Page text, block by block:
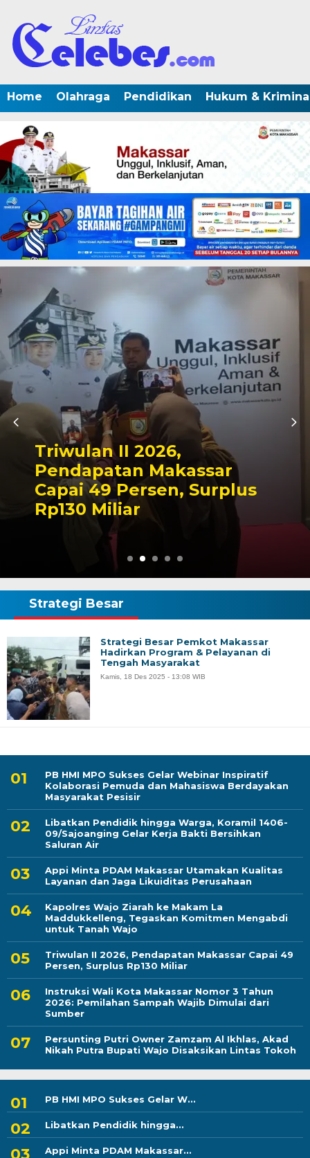
Home Olahraga Pendidikan Hukum &
Kapolres Wajo Ziarah ke
Makam La Maddukkelleng,
Tegaskan Komitmen
Mengabdi untuk Tanah
Wajo
PB HMI MPO Sukses Gelar Webinar Inspiratif
Kolaborasi Pemuda dan Mahasiswa Berdayakan
Masyarakat Pesisir
Libatkan Pendidik hingga Warga, Koramil 1406-
09/Sajoanging Gelar Kerja Bakti Bersihkan
Saluran Air
Appi Minta PDAM Makassar Utamakan Kualitas
Layanan dan Jaga Likuiditas Perusahaan
Kapolres Wajo Ziarah ke Makam La
Maddukkelleng, Tegaskan Komitmen Mengabdi
untuk Tanah Wajo
Triwulan II 2026, Pendapatan Makassar Capai 49
Persen, Surplus Rp130 Miliar
Instruksi Wali Kota Makassar Nomor 3 Tahun
2026: Pemilahan Sampah Wajib Dimulai dari
Sumber
Persunting Putri Owner Zamzam Al Ikhlas, Akad
Nikah Putra Bupati Wajo Disaksikan Lintas Tokoh
PB HMI MPO Sukses Gelar W...
Libatkan Pendidik hingga...
Appi Minta PDAM Makassar...
Strategi Besar
Strategi Besar Pemkot Makassar
Hadirkan Program & Pelayanan di
Tengah Masyarakat
Kamis, 18 Des 2025 - 13:08 WIB